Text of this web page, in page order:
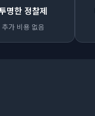
명한 정찰제
추가 비용 없음